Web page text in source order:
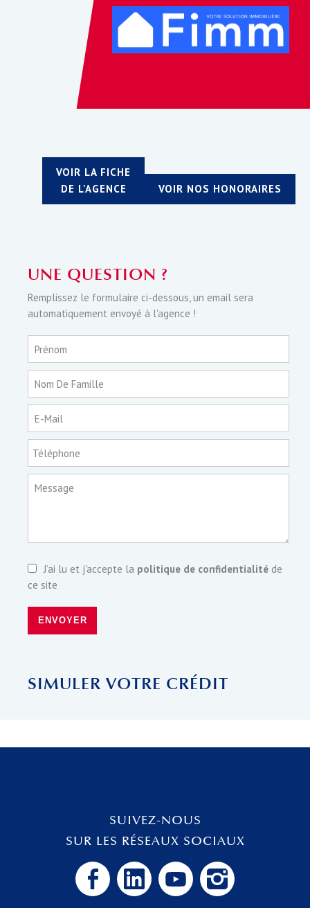
VOIR LA FICHE
DE L'AGENCE
VOIR NOS HONORAIRES
UNE QUESTION ?
Remplissez le formulaire ci-dessous, un email sera
automatiquement envoyé à l'agence !
Prénom
Nom De Famille
E-Mail
Téléphone
Message
J’ai lu et j'accepte la politique de confidentialité de
ce site
ENVOYER
SIMULER VOTRE CRÉDIT
SUIVEZ-NOUS
SUR LES RÉSEAUX SOCIAUX